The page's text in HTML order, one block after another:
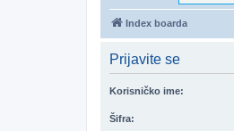
Index boarda
Prijavite se
Korisničko ime:
Šifra: